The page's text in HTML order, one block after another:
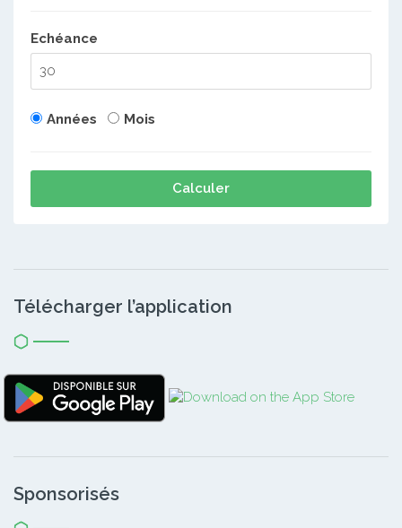
Echéance
Années Mois
Calculer
Télécharger l’application
Sponsorisés